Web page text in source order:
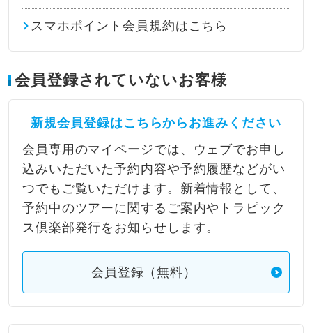
スマホポイント会員規約はこちら
会員登録されていないお客様
新規会員登録はこちらからお進みください
会員専用のマイページでは、ウェブでお申し
込みいただいた予約内容や予約履歴などがい
つでもご覧いただけます。新着情報として、
予約中のツアーに関するご案内やトラピック
ス倶楽部発行をお知らせします。
会員登録（無料）